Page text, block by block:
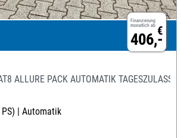
Finanzierung
monatlich ab €
406,-
ALLURE PACK AUTOMATIK
| Automatik